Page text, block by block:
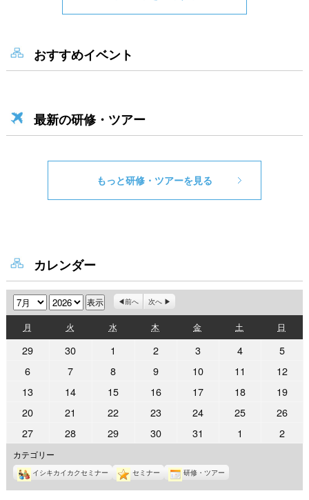
おすすめイベント
最新の研修・ツアー
もっと研修・ツアーを見る
カレンダー
月 年 前へ 次へ
月
曜
日
火
曜
日
水水
曜
木
曜
金金
曜
土
曜
日
曜
292026
月
29
302026
月
1
月
1
22026
7
月
2
32026
7
月
3
42026
7
月
4
52026
7
月
5
62026
7
月
6
日
72026
7
月
7
日
82026
7
月
8
日
92026
7
月
9
日
102026
月
日
11
7
月
日
122026
7
月
日
132026
月
13
日
142026
月
日
152026
7
月
日
162026
7
月
日
172026
日
182026
7
192026
7
202026
7
月
20
21
7
21
222026
7
22
日
232026
7
23
日
242026
7
24
252026
7
262026
7
272026
年
7
月
27
282026
年
7
月
28
292026
年
7
月
29
302026
年
7
月
30
31
年
7
月
31
1
年
1
22026
年
2
カテゴリー
イシキカイカクセミナー セミナー 研修・ツアー